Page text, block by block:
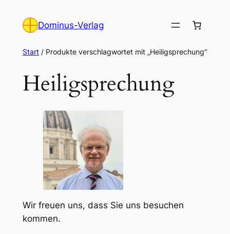
Inhalt
Dominus-Verlag
Start/ Produkte verschlagwortet mit „Heiligsprechung“
Heiligsprechung
Wir freuen uns, dass Sie uns besuchen
kommen.